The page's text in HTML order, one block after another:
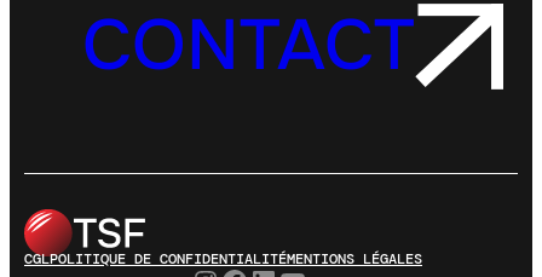
CONTACT
CGLPOLITIQUE DE CONFIDENTIALITÉMENTIONS LÉGALES